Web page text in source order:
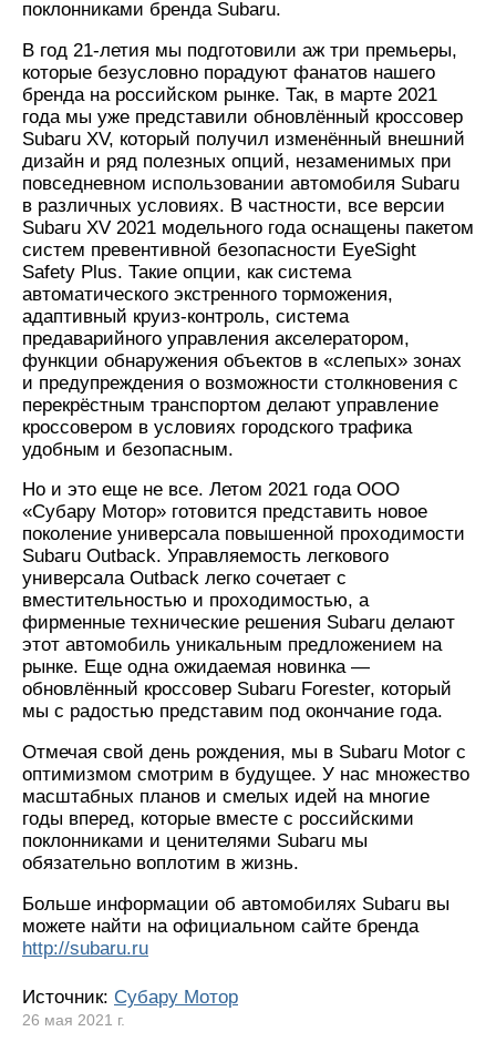
поклонниками бренда Subaru.
В год 21-летия мы подготовили аж три премьеры,
которые безусловно порадуют фанатов нашего
бренда на российском рынке. Так, в марте 2021
года мы уже представили обновлённый кроссовер
Subaru XV, который получил изменённый внешний
дизайн и ряд полезных опций, незаменимых при
повседневном использовании автомобиля Subaru
в различных условиях. В частности, все версии
Subaru XV 2021 модельного года оснащены пакетом
систем превентивной безопасности EyeSight
Safety Plus. Такие опции, как система
автоматического экстренного торможения,
адаптивный круиз-контроль, система
предаварийного управления акселератором,
функции обнаружения объектов в «слепых» зонах
и предупреждения о возможности столкновения с
перекрёстным транспортом делают управление
кроссовером в условиях городского трафика
удобным и безопасным.
Но и это еще не все. Летом 2021 года ООО
«Субару Мотор» готовится представить новое
поколение универсала повышенной проходимости
Subaru Outback. Управляемость легкового
универсала Outback легко сочетает с
вместительностью и проходимостью, а
фирменные технические решения Subaru делают
этот автомобиль уникальным предложением на
рынке. Еще одна ожидаемая новинка —
обновлённый кроссовер Subaru Forester, который
мы с радостью представим под окончание года.
Отмечая свой день рождения, мы в Subaru Motor с
оптимизмом смотрим в будущее. У нас множество
масштабных планов и смелых идей на многие
годы вперед, которые вместе с российскими
поклонниками и ценителями Subaru мы
обязательно воплотим в жизнь.
Больше информации об автомобилях Subaru вы
можете найти на официальном сайте бренда
http://subaru.ru
Источник: Субару Мотор
26 мая 2021 г.